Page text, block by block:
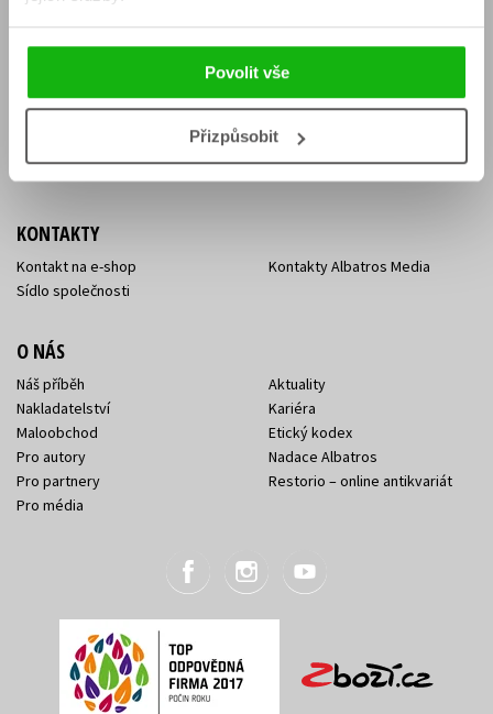
Povolit vše
Přizpůsobit
Aktuality
Obchodní podmínky
Knižní novinky
Dárkové poukazy
Affiliate program
Zpětný odběr elektroodpadu
KONTAKTY
Kontakt na e-shop
Sídlo společnosti
Kontakty Albatros Media
O NÁS
Náš příběh
Nakladatelství
Maloobchod
Pro autory
Pro partnery
Pro média
Aktuality
Kariéra
Etický kodex
Nadace Albatros
Restorio – online antikvariát